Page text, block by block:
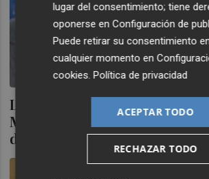
La patronal alicantina Coepa a
Moisés Jiménez una
del colapso
lugar del consentimiento; tiene
oponerse enConfiguración de
Puede retirar su consentimiento
cualquier momento en
cookies.Política de privacidad
ACEPTAR TODO
RECHAZAR TODO